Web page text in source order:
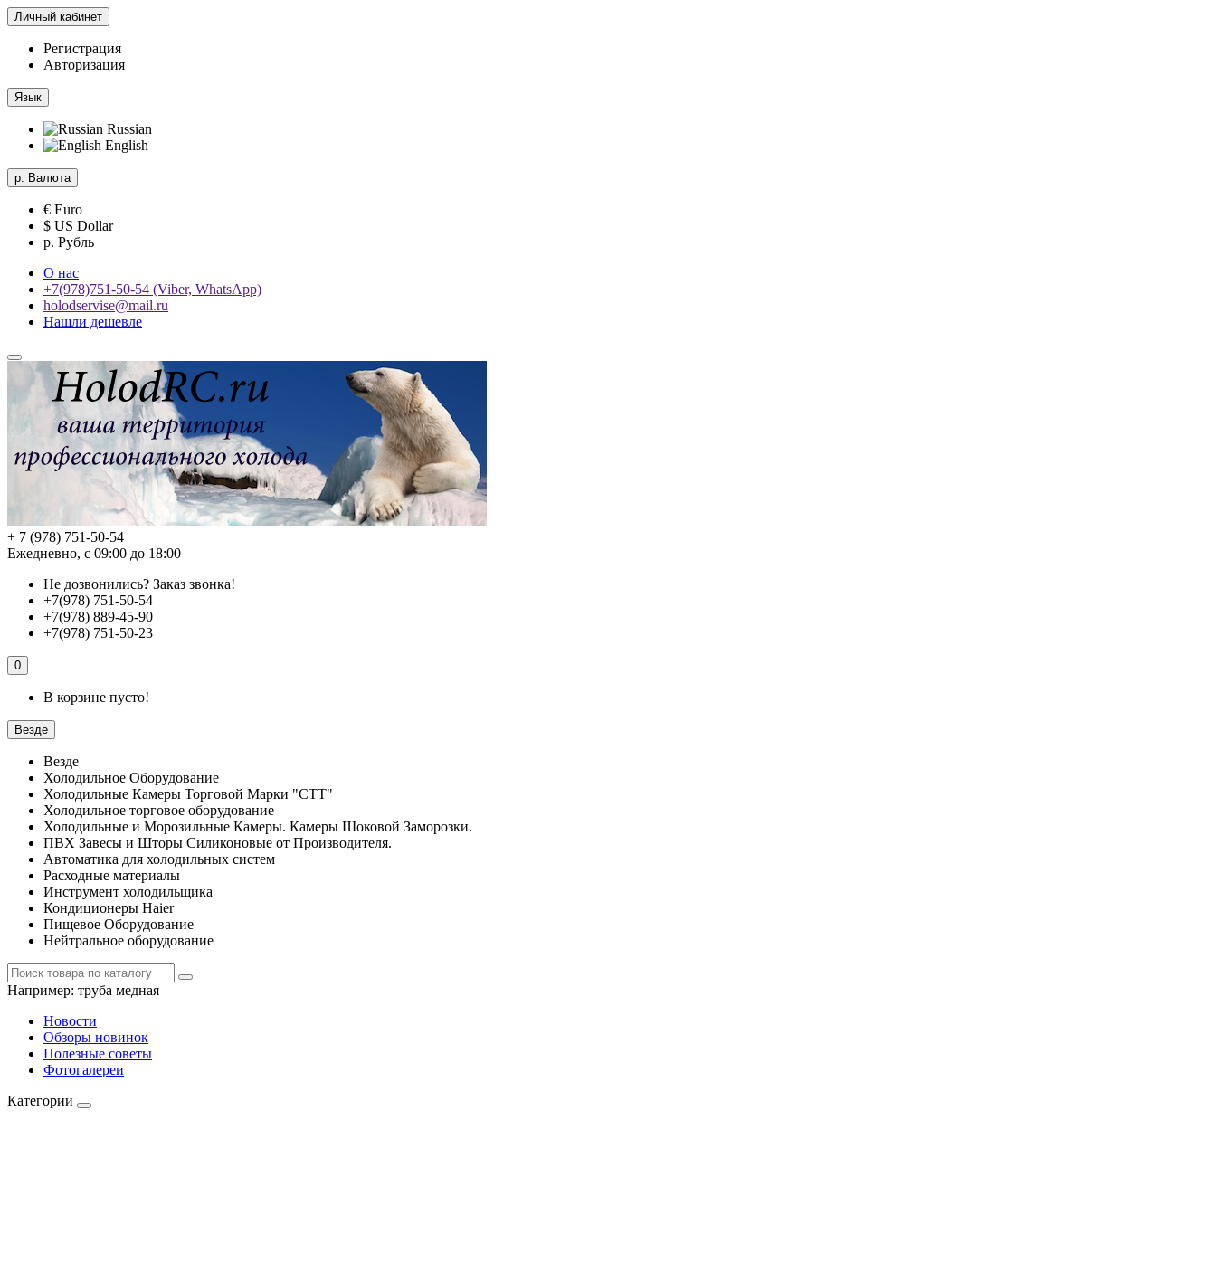
Личный кабинет
Регистрация
Авторизация
Язык
Russian
English
р. Валюта
€ Euro
$ US Dollar
р. Рубль
О нас
+7(978)751-50-54 (Viber, WhatsApp)
holodservise@mail.ru
Нашли дешевле
+ 7 (978) 751-50-54
Ежедневно, с 09:00 до 18:00
Не дозвонились? Заказ звонка!
+7(978) 751-50-54
+7(978) 889-45-90
+7(978) 751-50-23
0
В корзине пусто!
Везде
Везде
Холодильное Оборудование
Холодильные Камеры Торговой Марки "СТТ"
Холодильное торговое оборудование
Холодильные и Морозильные Камеры. Камеры Шоковой Заморозки.
ПВХ Завесы и Шторы Силиконовые от Производителя.
Автоматика для холодильных систем
Расходные материалы
Инструмент холодильщика
Кондиционеры Haier
Пищевое Оборудование
Нейтральное оборудование
Например: труба медная
Новости
Обзоры новинок
Полезные советы
Фотогалереи
Категории